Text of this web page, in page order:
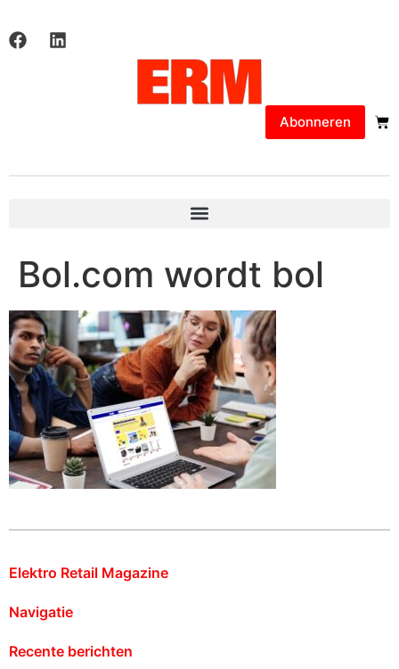
Abonneren
Bol.com wordt bol
Elektro Retail Magazine
Navigatie
Recente berichten